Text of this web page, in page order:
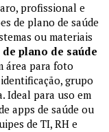
profissional e
de plano de saúde
ou materiais
plano de saúde
área para foto
grupo
Ideal para uso em
apps de saúde ou
de TI, RH e